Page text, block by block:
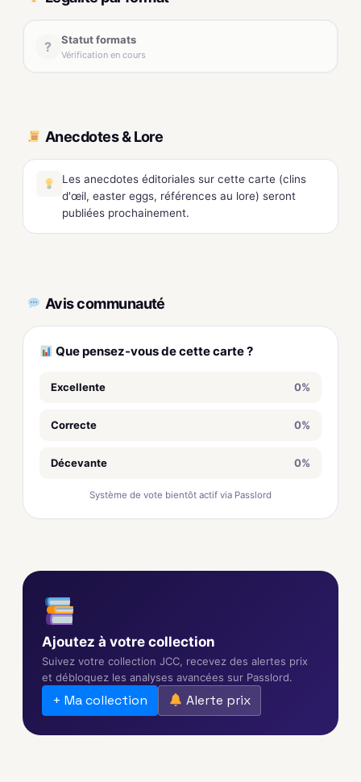
? Statut formats
Vérification en cours
Anecdotes & Lore
Les anecdotes éditoriales sur cette carte (clins
d'œil, easter eggs, références au lore) seront
publiées prochainement.
Avis communauté
Que pensez-vous de cette carte ?
Excellente 0%
Correcte 0%
Décevante 0%
Système de vote bientôt actif via Passlord
Ajoutez à votre collection
Suivez votre collection JCC, recevez des alertes prix
et débloquez les analyses avancées sur Passlord.
+ Ma collection Alerte prix